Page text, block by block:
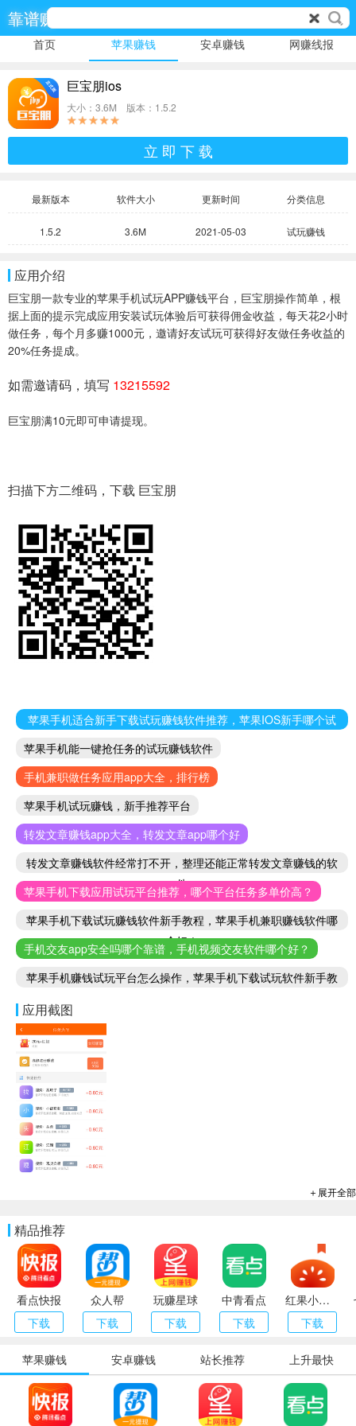
靠谱赚
首页 苹果赚钱 安卓赚钱 网赚线报
巨宝朋ios
大小：3.6M 版本：1.5.2
立 即 下 载
最新版本 软件大小 更新时间 分类信息
1.5.2 3.6M 2021-05-03 试玩赚钱
应用介绍
巨宝朋一款专业的苹果手机试玩APP赚钱平台，巨宝朋操作简单，根
据上面的提示完成应用安装试玩体验后可获得佣金收益，每天花2小时
做任务，每个月多赚1000元，邀请好友试玩可获得好友做任务收益的
20%任务提成。
如需邀请码，填写 13215592
巨宝朋满10元即可申请提现。
扫描下方二维码，下载 巨宝朋
苹果手机适合新手下载试玩赚钱软件推荐，苹果IOS新手哪个试
玩赚钱软件好
苹果手机能一键抢任务的试玩赚钱软件
手机兼职做任务应用app大全，排行榜
苹果手机试玩赚钱，新手推荐平台
转发文章赚钱app大全，转发文章app哪个好
转发文章赚钱软件经常打不开，整理还能正常转发文章赚钱的软
件
苹果手机下载应用试玩平台推荐，哪个平台任务多单价高？
苹果手机下载试玩赚钱软件新手教程，苹果手机兼职赚钱软件哪
个好！
手机交友app安全吗哪个靠谱，手机视频交友软件哪个好？
苹果手机赚钱试玩平台怎么操作，苹果手机下载试玩软件新手教
应用截图
＋展开全部
精品推荐
看点快报
下载
众人帮
下载
玩赚星球
下载
中青看点
下载
红果小说（番茄小说）
下载
苹果赚钱 安卓赚钱 站长推荐 上升最快